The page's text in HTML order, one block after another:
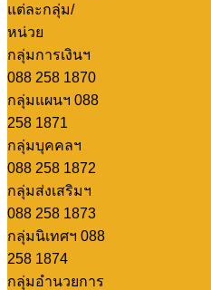
แต่ละกลุ่ม/
หน่วย
กลุ่มการเงินฯ
088 258 1870
กลุ่มแผนฯ 088
258 1871
กลุ่มบุคคลฯ
088 258 1872
กลุ่มส่งเสริมฯ
088 258 1873
กลุ่มนิเทศฯ 088
258 1874
กลุ่มอำนวยการ